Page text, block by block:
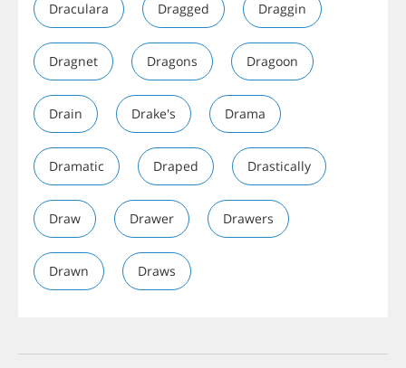
Draculara Dragged Draggin
Dragnet Dragons Dragoon
Drain Drake's Drama
Dramatic Draped Drastically
Draw Drawer Drawers
Drawn Draws